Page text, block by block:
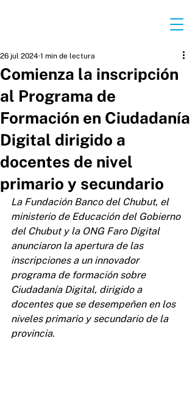
Comienza la inscripción
al Programa de
Formación en Ciudadanía
Digital dirigido a
docentes de nivel
primario y secundario
26 jul 2024 1 min de lectura
La Fundación Banco del Chubut, el
ministerio de Educación del Gobierno
del Chubut y la ONG Faro Digital
anunciaron la apertura de las
inscripciones a un innovador
programa de formación sobre
Ciudadanía Digital, dirigido a
docentes que se desempeñen en los
niveles primario y secundario de la
provincia.